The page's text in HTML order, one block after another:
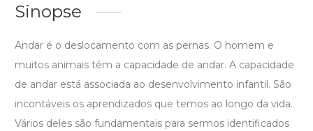
Sinopse
Andar é o deslocamento com as pernas. O homem e
muitos animais têm a capacidade de andar. A capacidade
de andar está associada ao desenvolvimento infantil. São
incontáveis ​​os aprendizados que temos ao longo da vida.
Vários deles são fundamentais para sermos identificados